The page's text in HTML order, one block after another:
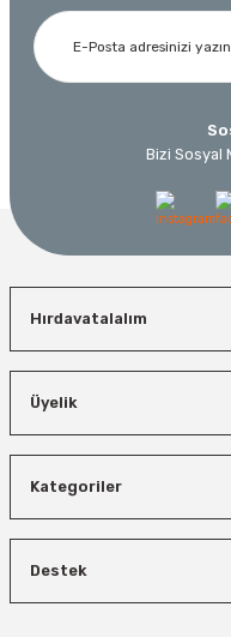
Bizi Sosyal
Hırdavatalalım
Üyelik
Kategoriler
Destek